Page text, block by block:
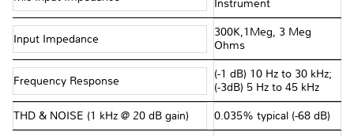
Instrument
Input Impedance
300K,1Meg, 3 Meg
Ohms
Frequency Response
(-1 dB) 10 Hz to 30 kHz;
(-3dB) 5 Hz to 45 kHz
THD & NOISE (1 kHz @ 20 dB gain) 0.035% typical (-68 dB)